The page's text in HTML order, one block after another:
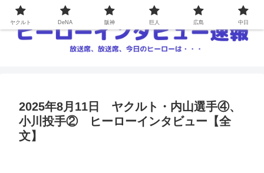
2025年8月11日 ヤクルト・内山選手④、
小川投手② ヒーローインタビュー【全
文】
ヤクルト DeNA 阪神 巨人 広島 中日